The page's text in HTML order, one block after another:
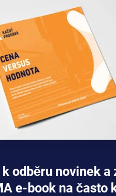
odběru novinek a
e-book na často